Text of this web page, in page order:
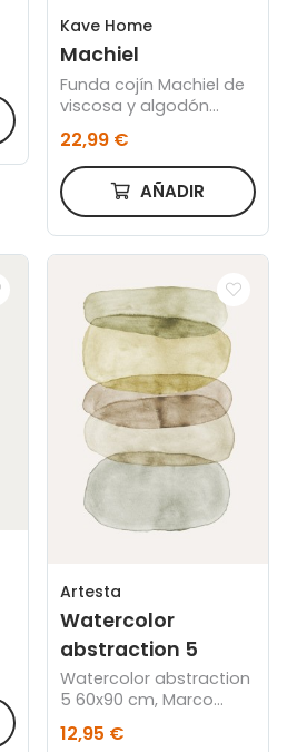
Kave Home
Machiel
Funda cojín Machiel de
viscosa y algodón
50 cm
22,99 €
AÑADIR
Artesta
Watercolor
abstraction 5
Watercolor abstraction
5 60x90 cm, Marco
color roble
12,95 €